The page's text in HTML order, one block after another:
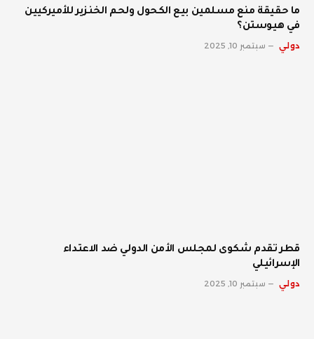
ما حقيقة منع مسلمين بيع الكحول ولحم الخنزير للأميركيين
في هيوستن؟
دولي سبتمبر 10, 2025
قطر تقدم شكوى لمجلس الأمن الدولي ضد الاعتداء
الإسرائيلي
دولي سبتمبر 10, 2025